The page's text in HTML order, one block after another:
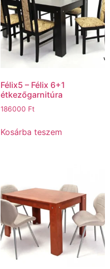
Félix5 – Félix 6+1
étkezőgarnitúra
186000 Ft
Kosárba teszem